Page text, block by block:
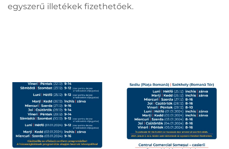
egyszerű illetékek fizethetőek.